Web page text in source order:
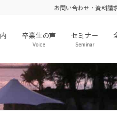
お問い合わせ・資料請
卒業生の声
Voice
セミナー
Seminar